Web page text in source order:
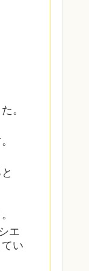
。
エ
い